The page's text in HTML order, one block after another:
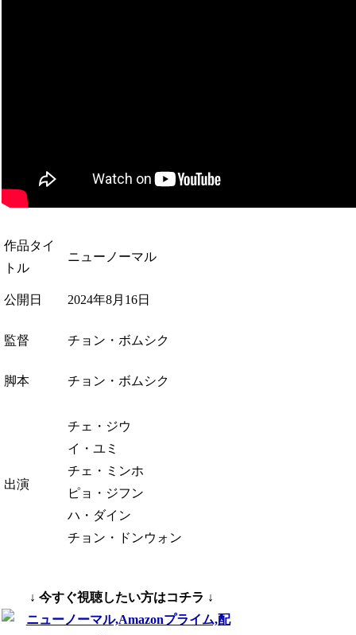
作品タイ
トル
ニューノーマル
公開日 2024年8月16日
監督 チョン・ボムシク
脚本 チョン・ボムシク
出演
チェ・ジウ
イ・ユミ
チェ・ミンホ
ピョ・ジフン
ハ・ダイン
チョン・ドンウォン
↓ 今すぐ視聴したい方はコチラ ↓